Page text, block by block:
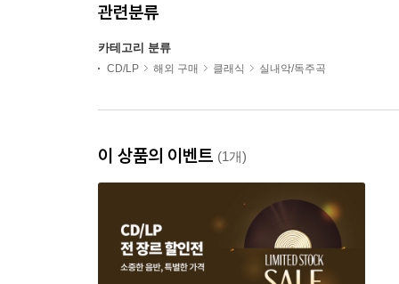
관련분류
카테고리 분류
CD/LP 해외 구매 클래식 실내악/독주곡
이 상품의 이벤트 (1개)